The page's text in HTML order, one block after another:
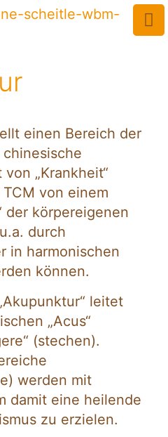
einen Bereich der
„Krankheit“
von einem
der körpereigenen
durch
in harmonischen
können.
leitet
„Acus“
(stechen).
werden mit
damit eine heilende
zu erzielen.